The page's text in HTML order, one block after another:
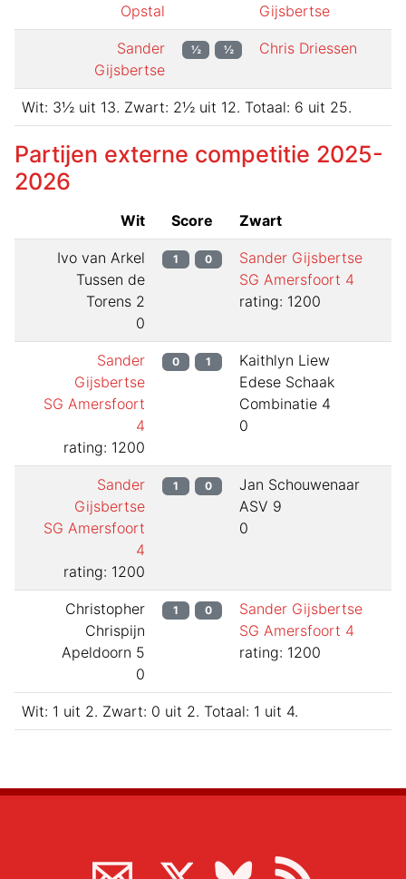
Opstal
Gijsbertse
Sander
Gijsbertse
½ ½ Chris Driessen
Wit: 3½ uit 13. Zwart: 2½ uit 12. Totaal: 6 uit 25.
Partijen externe competitie 2025-
2026
Wit Score Zwart
Ivo van Arkel
Tussen de
Torens 2
0
1 0
Sander Gijsbertse
SG Amersfoort 4
rating: 1200
Sander
Gijsbertse
SG Amersfoort
4
rating: 1200
0 1
Kaithlyn Liew
Edese Schaak
Combinatie 4
0
Sander
Gijsbertse
SG Amersfoort
4
rating: 1200
1 0
Jan Schouwenaar
ASV 9
0
Christopher
Chrispijn
Apeldoorn 5
0
1 0
Sander Gijsbertse
SG Amersfoort 4
rating: 1200
Wit: 1 uit 2. Zwart: 0 uit 2. Totaal: 1 uit 4.